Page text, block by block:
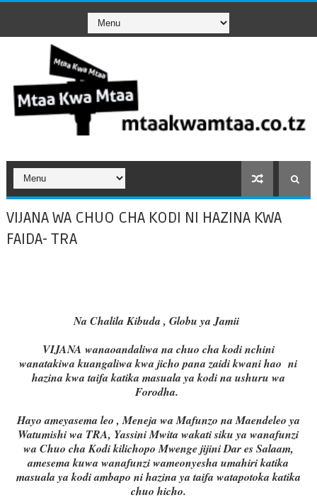
VIJANA WA CHUO CHA KODI NI HAZINA KWA
FAIDA- TRA
Na Chalila Kibuda , Globu ya Jamii
VIJANA wanaoandaliwa na chuo cha kodi nchini
wanatakiwa kuangaliwa kwa jicho pana zaidi kwani hao ni
hazina kwa taifa katika masuala ya kodi na ushuru wa
Forodha.
Hayo ameyasema leo , Meneja wa Mafunzo na Maendeleo ya
Watumishi wa TRA, Yassini Mwita wakati siku ya wanafunzi
wa Chuo cha Kodi kilichopo Mwenge jijini Dar es Salaam,
amesema kuwa wanafunzi wameonyesha umahiri katika
masuala ya kodi ambapo ni hazina ya taifa watapotoka katika
chuo hicho.